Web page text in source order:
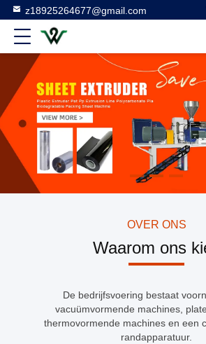
z18925264677@gmail.com
OVER ONS
Waarom ons
De bedrijfsvoering bestaat
vacuümvormende machines,
thermovormende machines en een
randapparatuur.